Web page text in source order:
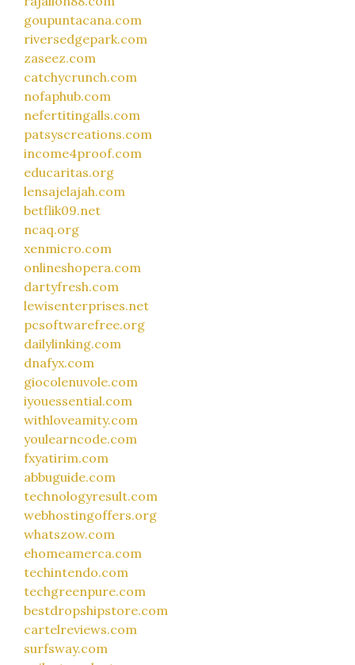
goupuntacana.com
riversedgepark.com
zaseez.com
catchycrunch.com
nofaphub.com
nefertitingalls.com
patsyscreations.com
income4proof.com
educaritas.org
lensajelajah.com
betflik09.net
ncaq.org
xenmicro.com
onlineshopera.com
dartyfresh.com
lewisenterprises.net
pcsoftwarefree.org
dailylinking.com
dnafyx.com
giocolenuvole.com
iyouessential.com
withloveamity.com
youlearncode.com
fxyatirim.com
abbuguide.com
technologyresult.com
webhostingoffers.org
whatszow.com
ehomeamerca.com
techintendo.com
techgreenpure.com
bestdropshipstore.com
cartelreviews.com
surfsway.com